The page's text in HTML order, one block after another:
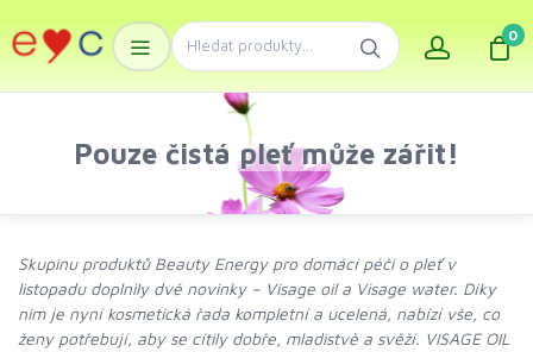
0
Pouze čistá pleť může zářit!
Skupinu produktů Beauty Energy pro domácí péči o pleť v
listopadu doplnily dvě novinky – Visage oil a Visage water. Díky
nim je nyní kosmetická řada kompletní a ucelená, nabízí vše, co
ženy potřebují, aby se cítily dobře, mladistvě a svěží. VISAGE OIL